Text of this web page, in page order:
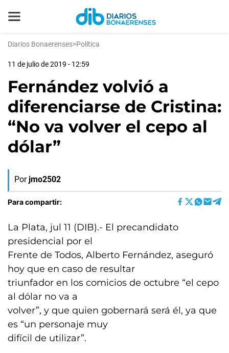
Diarios Bonaerenses>Política
11 de julio de 2019 - 12:59
Fernández volvió a
diferenciarse de Cristina:
“No va volver el cepo al
dólar”
Por jmo2502
Para compartir:
La Plata, jul 11 (DIB).- El precandidato
presidencial por el
Frente de Todos, Alberto Fernández, aseguró
hoy que en caso de resultar
triunfador en los comicios de octubre “el cepo
al dólar no va a
volver”, y que quien gobernará será él, ya que
es “un personaje muy
difícil de utilizar”.